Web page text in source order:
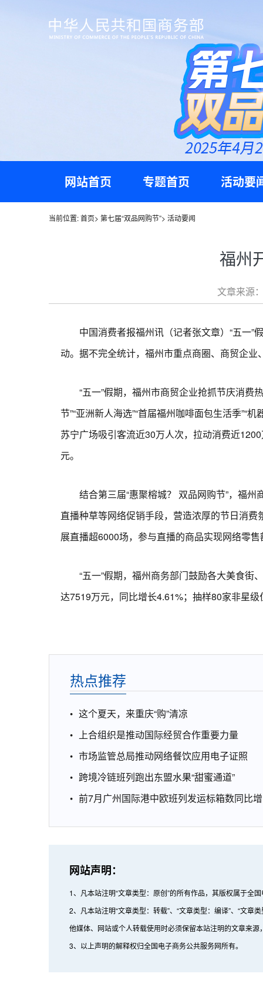
网站首页 专题首页 活动要
当前位置:首页> 第七届“双品网购节”> 活动要闻
福州
文章来源
中国消费者报福州讯（记者张文章）“五一”假
动。据不完全统计，福州市重点商圈、商贸企
“五一”假期，福州市商贸企业抢抓节庆消费热
节”“亚洲新人海选”“首届福州咖啡面包生活季”“
苏宁广场吸引客流近30万人次，拉动消费近
元。
结合第三届“惠聚榕城？ 双品网购节”，福州
直播种草等网络促销手段，营造浓厚的节日消
展直播超6000场，参与直播的商品实现网络零
“五一”假期，福州商务部门鼓励各大美食街
达7519万元，同比增长4.61%；抽样80家非星
热点推荐
这个夏天，来重庆“购”清凉
上合组织是推动国际经贸合作重要力量
市场监管总局推动网络餐饮应用电子证照
跨境冷链班列跑出东盟水果“甜蜜通道”
前7月广州国际港中欧班列发运标箱数同比
网站声明：
1、凡本站注明“文章类型：原创”的所有作品，其版权属于全
2、凡本站注明“文章类型：转载”、“文章类型：编译”、“文
他媒体、网站或个人转载使用时必须保留本站注明的文章来源
3、以上声明的解释权归全国电子商务公共服务网所有。